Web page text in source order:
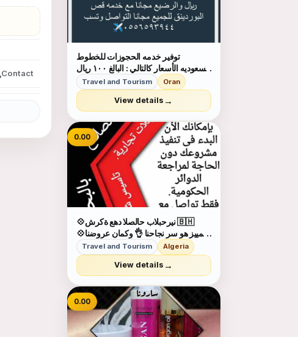
Contact
توفير خدمه الحجوزات للخطوط
السعوديه الأسعار كالتالي : البالغ ١٠٠ ريال
للذهاب والذهاب والعودة ١٥٠ ريال
والطفل ٥٠ ريال والرضيع مجانا مع خدمه
قص البوردينق للجميع مجانا التواصل
وتسب ٠٥٥٦٥٩٣٩٤٤
Travel and Tourism Oran
View details →
0.00
💠شركة عهد الصلاح بالبحرين ⁦🇧🇭⁩
💠التمييز هو سر نجاحنا 👌 وكمان عروضنا
مميزة😉 عروضنا على :- □تأسيس
الشركات والمؤسسات🏣🏭 □دعاية
وإعلان🖼 □تسويق عقاري🌇 □إصدار
الموافقات لجميع الجنسيات👌 □إدارة
Travel and Tourism Algeria
View details →
0.00